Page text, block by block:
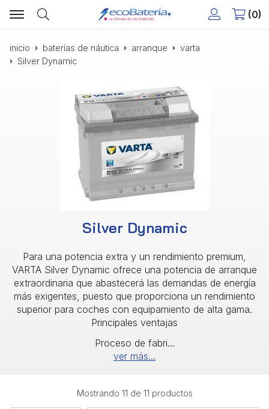
Buscar
0
inicio baterías de náutica arranque
varta
Silver Dynamic
Silver Dynamic
Para una potencia extra y un rendimiento premium,
VARTA Silver Dynamic ofrece una potencia de arranque
extraordinaria que abastecerá las demandas de energía
más exigentes, puesto que proporciona un rendimiento
superior para coches con equipamiento de alta gama.
Principales ventajas
Proceso de fabri...
ver más...
Mostrando 11 de 11 productos